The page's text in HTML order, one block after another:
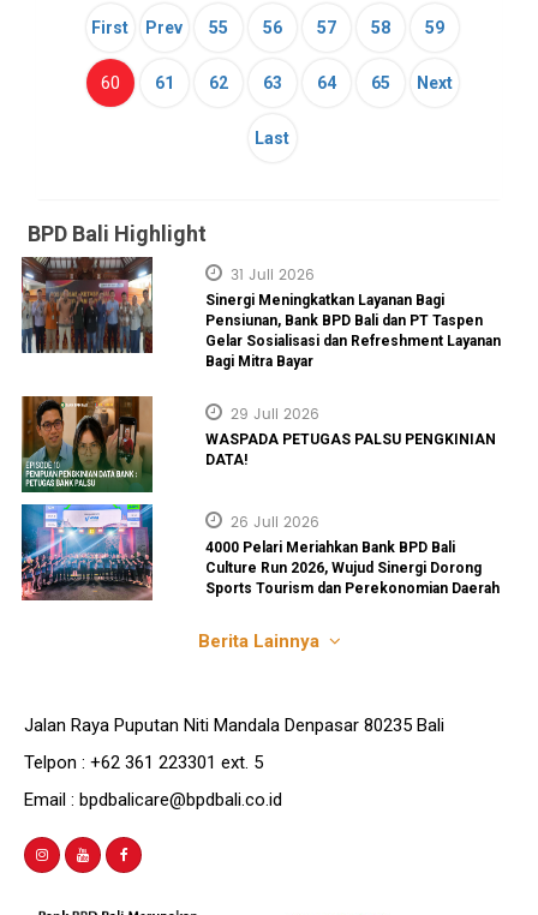
First Prev 55 56 57 58 59
60(current)
61 62 63 64 65 Next
Last
BPD Bali Highlight
31 Juli 2026
Sinergi Meningkatkan Layanan Bagi
Pensiunan, Bank BPD Bali dan PT Taspen
Gelar Sosialisasi dan Refreshment Layanan
Bagi Mitra Bayar
29 Juli 2026
WASPADA PETUGAS PALSU PENGKINIAN
DATA!
26 Juli 2026
4000 Pelari Meriahkan Bank BPD Bali
Culture Run 2026, Wujud Sinergi Dorong
Sports Tourism dan Perekonomian Daerah
Berita Lainnya
Jalan Raya Puputan Niti Mandala Denpasar 80235 Bali
Telpon : +62 361 223301 ext. 5
Email : bpdbalicare@bpdbali.co.id